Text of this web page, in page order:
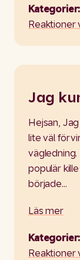
Kategorier:
Reaktioner
Jag
Hejsan,
lite väl
populär
började…
Läs mer
Kategorier:
Reaktioner